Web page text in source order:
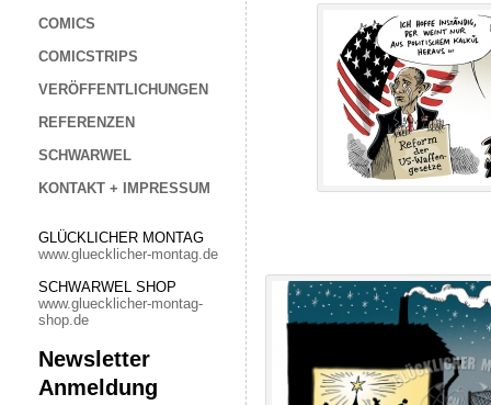
COMICS
COMICSTRIPS
VERÖFFENTLICHUNGEN
REFERENZEN
SCHWARWEL
KONTAKT + IMPRESSUM
GLÜCKLICHER MONTAG
www.gluecklicher-montag.de
SCHWARWEL SHOP
www.gluecklicher-montag-
shop.de
Newsletter
Anmeldung